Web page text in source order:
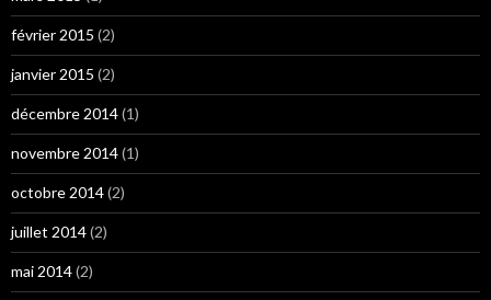
février 2015 (2)
janvier 2015 (2)
décembre 2014(1)
novembre 2014(1)
octobre 2014(2)
juillet 2014(2)
mai 2014(2)